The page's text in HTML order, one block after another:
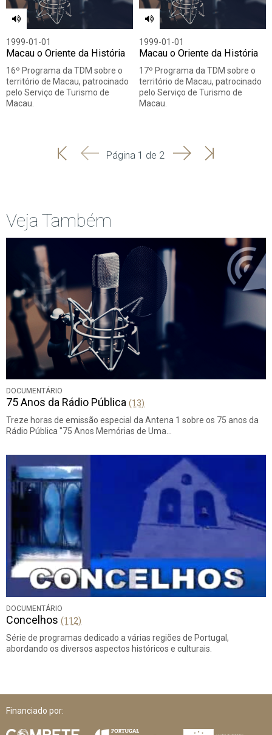
1999-01-01
Macau o Oriente da História
16º Programa da TDM sobre o
território de Macau, patrocinado
pelo Serviço de Turismo de
Macau.
1999-01-01
Macau o Oriente da História
17º Programa da TDM sobre o
território de Macau, patrocinado
pelo Serviço de Turismo de
Macau.
'
'
Página 1 de 2 SeguinteÚltima
Veja Também
DOCUMENTÁRIO
75 Anos da Rádio Pública (13)
Treze horas de emissão especial da Antena 1 sobre os 75 anos da
Rádio Pública "75 Anos Memórias de Uma…
DOCUMENTÁRIO
Concelhos (112)
Série de programas dedicado a várias regiões de Portugal,
abordando os diversos aspectos históricos e culturais.
Financiado por: